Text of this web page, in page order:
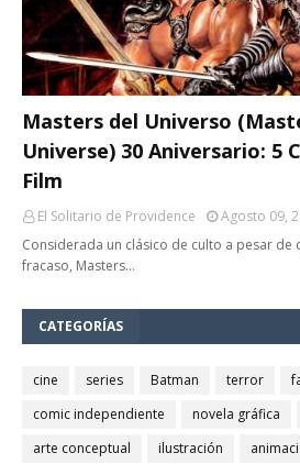
Masters del Universo
Universe) 30 Aniversario: 5
Film
El Solitario de Providence
Agosto 09,
Considerada un clásico de culto a pesar de
fracaso, Masters…
CATEGORÍAS
cine series Batman terror
comic independiente
novela gráfica
arte conceptual
ilustración